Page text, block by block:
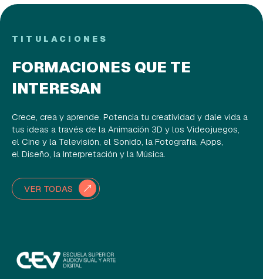
TITULACIONES
FORMACIONES QUE TE
INTERESAN
Crece, crea y aprende. Potencia tu creatividad y dale vida a
tus ideas a través de la Animación 3D y los Videojuegos,
el Cine y la Televisión, el Sonido, la Fotografía, Apps,
el Diseño, la Interpretación y la Música.
VER TODAS